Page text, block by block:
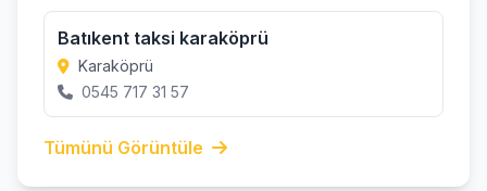
Batıkent taksi karaköprü
Karaköprü
0545 717 31 57
Tümünü Görüntüle